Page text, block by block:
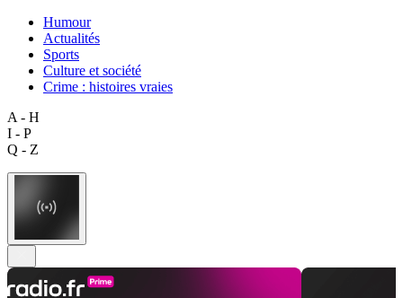
Humour
Actualités
Sports
Culture et société
Crime : histoires vraies
A - H
I - P
Q - Z